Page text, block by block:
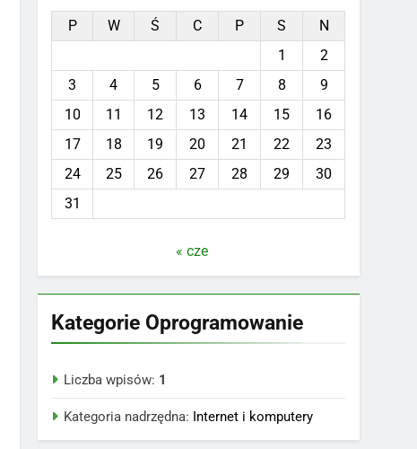
P W Ś C P S
N
1
2
3
4 5 6 7 8
9
10
11 12 13 14 15
16
17
18 19 20 21 22
23
24
25 26 27 28 29
30
31
« cze
Kategorie Oprogramowanie
Liczba wpisów: 1
Kategoria nadrzędna: Internet i komputery